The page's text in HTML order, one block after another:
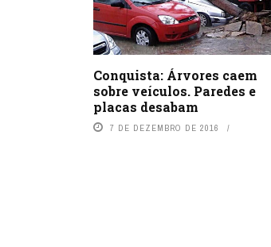
Conquista: Árvores caem
sobre veículos. Paredes e
placas desabam
7 DE DEZEMBRO DE 2016